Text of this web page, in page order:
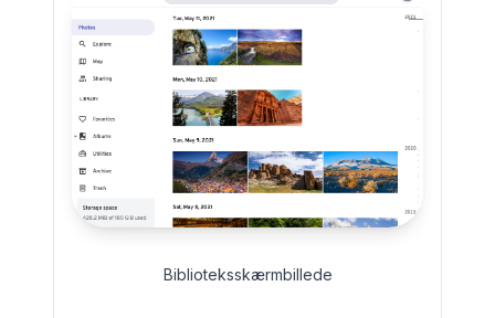
Biblioteksskærmbillede